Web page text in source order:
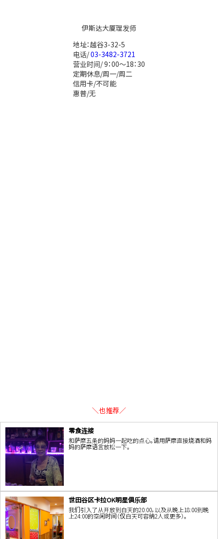
伊斯达大厦理发师
地址：越谷3-32-5
电话/03-3482-3721
营业时间/ 9：00〜18：30
定期休息/周一/周二
信用卡/不可能
惠普/无
＼也推荐／
零食连接
和萨摩五条的妈妈一起吃的点心。请用萨摩直接烧酒和妈
妈的萨摩语言放松一下。
世田谷区卡拉OK明星俱乐部
我们引入了从开放到白天的20:00，以及从晚上18:00到晚
上24:00的空闲时间（仅白天可容纳2人或更多）。